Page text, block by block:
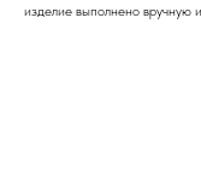
изделие выполнено вручную